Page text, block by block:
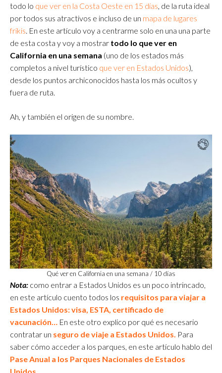
todo lo que ver en la Costa Oeste en 15 días , de la ruta ideal
por todos sus atractivos e incluso de un mapa de lugares
frikis . En este artículo voy a centrarme solo en una una parte
de esta costa y voy a mostrar todo lo que ver en
California en una semana (uno de los estados más
completos a nivel turístico que ver en Estados Unidos),
desde los puntos archiconocidos hasta los más ocultos y
fuera de ruta.
Ah, y también el origen de su nombre.
Qué ver en California en una semana / 10 días
Nota: como entrar a Estados Unidos es un poco intrincado,
en este artículo cuento todos los requisitos para viajar a
Estados Unidos: visa, ESTA, certificado de
vacunación…
En este otro explico por qué es necesario
contratar un seguro de viaje a Estados Unidos. Para
saber cómo acceder a los parques, en este artículo hablo del
Pase Anual a los Parques Nacionales de Estados
Unidos